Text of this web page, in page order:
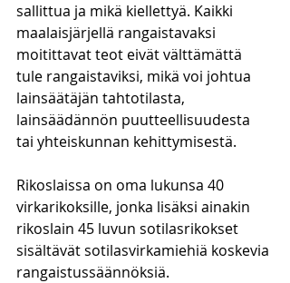
sallittua ja mikä kiellettyä. Kaikki
maalaisjärjellä rangaistavaksi
moitittavat teot eivät välttämättä
tule rangaistaviksi, mikä voi johtua
lainsäätäjän tahtotilasta,
lainsäädännön puutteellisuudesta
tai yhteiskunnan kehittymisestä.
Rikoslaissa on oma lukunsa 40
virkarikoksille, jonka lisäksi ainakin
rikoslain 45 luvun sotilasrikokset
sisältävät sotilasvirkamiehiä koskevia
rangaistussäännöksiä.